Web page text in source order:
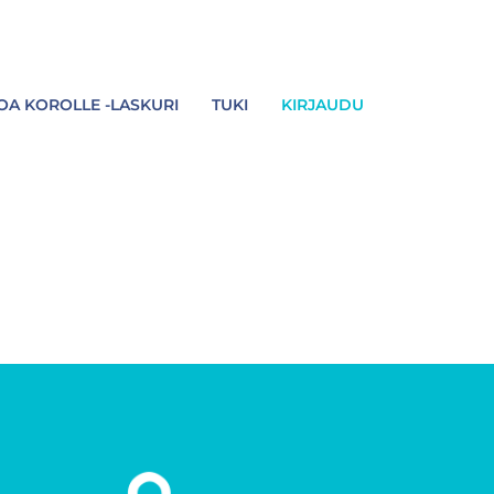
KOROLLE -LASKURI TUKI KIRJAUDU